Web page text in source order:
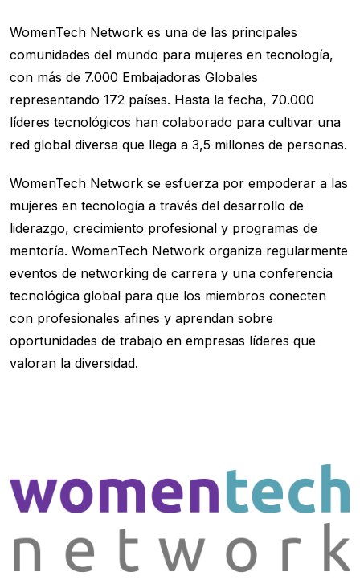
WomenTech Network es una de las principales
comunidades del mundo para mujeres en tecnología,
con más de 7.000 Embajadoras Globales
representando 172 países. Hasta la fecha, 70.000
líderes tecnológicos han colaborado para cultivar una
red global diversa que llega a 3,5 millones de personas.
WomenTech Network se esfuerza por empoderar a las
mujeres en tecnología a través del desarrollo de
liderazgo, crecimiento profesional y programas de
mentoría. WomenTech Network organiza regularmente
eventos de networking de carrera y una conferencia
tecnológica global para que los miembros conecten
con profesionales afines y aprendan sobre
oportunidades de trabajo en empresas líderes que
valoran la diversidad.